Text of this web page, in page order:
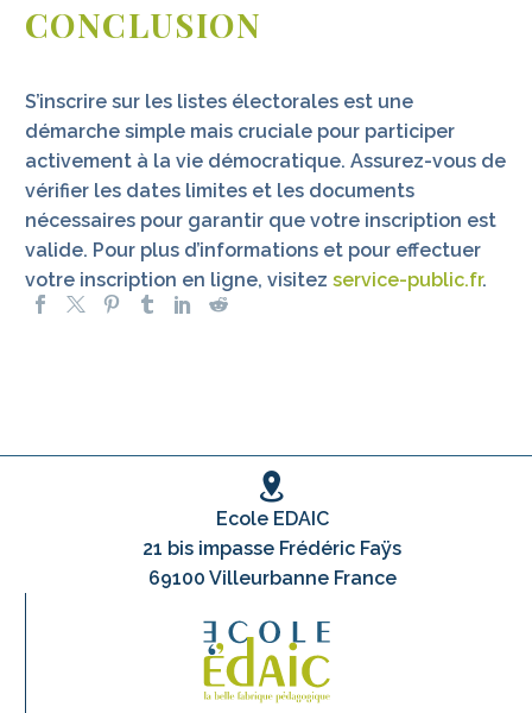
CONCLUSION
S’inscrire sur les listes électorales est une
démarche simple mais cruciale pour participer
activement à la vie démocratique. Assurez-vous de
vérifier les dates limites et les documents
nécessaires pour garantir que votre inscription est
valide. Pour plus d’informations et pour effectuer
votre inscription en ligne, visitez service-public.fr.
Ecole EDAIC
21 bis impasse Frédéric Faÿs
69100 Villeurbanne France